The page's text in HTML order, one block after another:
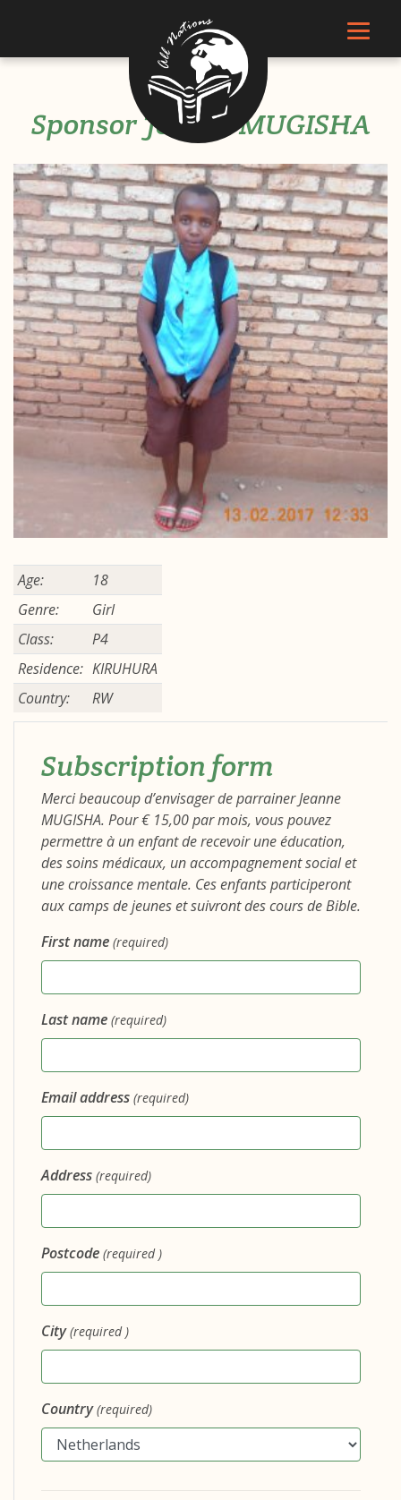
Sponsor Jeanne MUGISHA
Age:
18
Genre:
Girl
Class:
P4
Residence: KIRUHURA
Country:
RW
Subscription form
Merci beaucoup d’envisager de parrainer Jeanne
MUGISHA. Pour € 15,00 par mois, vous pouvez
permettre à un enfant de recevoir une éducation,
des soins médicaux, un accompagnement social et
une croissance mentale. Ces enfants participeront
aux camps de jeunes et suivront des cours de Bible.
First name (required)
Last name (required)
Email address (required)
Address (required)
Postcode (required )
City (required )
Country(required)